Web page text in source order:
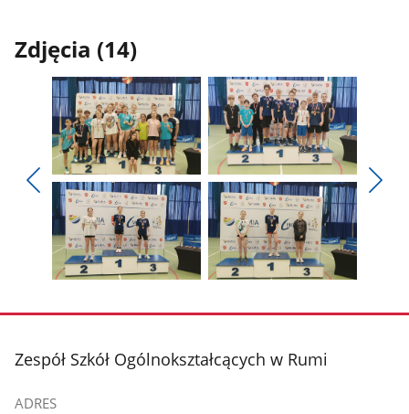
Zdjęcia (14)
Pokaż
poprzednie
zdjęcia
Pokaż
zdjęcie
1
z
galerii.
Pokaż
zdjęcie
2
z
galerii.
galerii.
galerii.
stopka
Zespół Szkół Ogólnokształcących w Rumi
ADRES